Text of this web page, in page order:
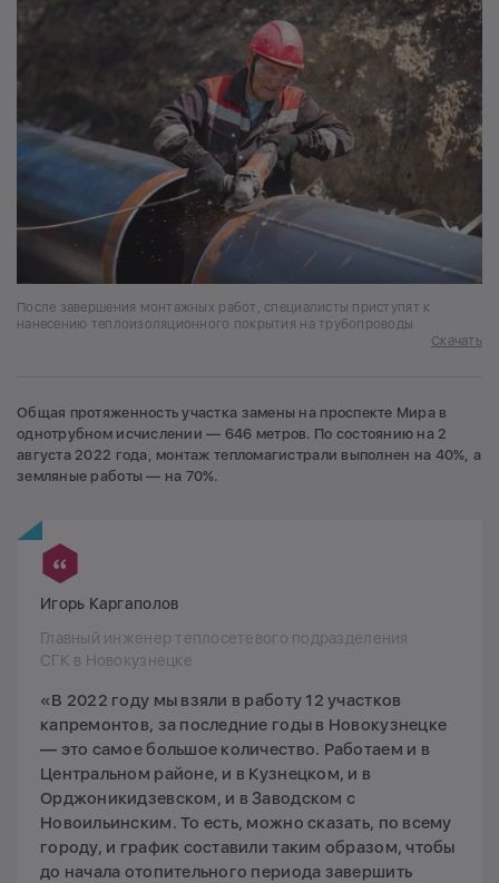
После завершения монтажных работ, специалисты приступят к
нанесению теплоизоляционного покрытия на трубопроводы
Скачать
Общая протяженность участка замены на проспекте Мира в
однотрубном исчислении — 646 метров. По состоянию на 2
августа 2022 года, монтаж тепломагистрали выполнен на 40%, а
земляные работы — на 70%.
Игорь Каргаполов
Главный инженер теплосетевого подразделения
СГК в Новокузнецке
«В 2022 году мы взяли в работу 12 участков
капремонтов, за последние годы в Новокузнецке
— это самое большое количество. Работаем и в
Центральном районе, и в Кузнецком, и в
Орджоникидзевском, и в Заводском с
Новоильинским. То есть, можно сказать, по всему
городу, и график составили таким образом, чтобы
до начала отопительного периода завершить